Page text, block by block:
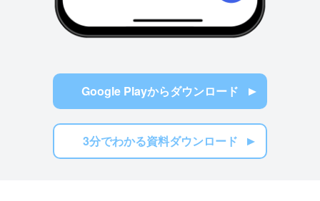
Google Playからダウンロード
3分でわかる資料ダウンロード